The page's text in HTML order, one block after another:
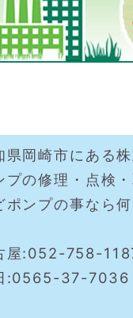
県岡崎市にある
プの修理・点検
ポンプの事なら
屋:052-758-
:0565-37-